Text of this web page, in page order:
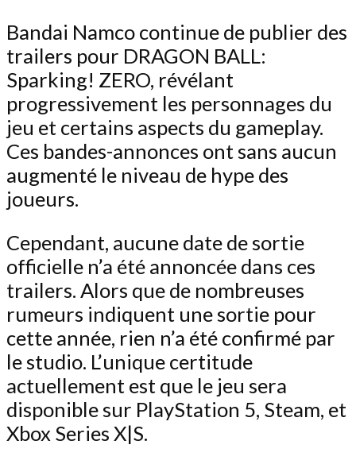
Bandai Namco continue de publier des
trailers pour DRAGON BALL:
Sparking! ZERO, révélant
progressivement les personnages du
jeu et certains aspects du gameplay.
Ces bandes-annonces ont sans aucun
augmenté le niveau de hype des
joueurs.
Cependant, aucune date de sortie
officielle n’a été annoncée dans ces
trailers. Alors que de nombreuses
rumeurs indiquent une sortie pour
cette année, rien n’a été confirmé par
le studio. L’unique certitude
actuellement est que le jeu sera
disponible sur PlayStation 5, Steam, et
Xbox Series X|S.